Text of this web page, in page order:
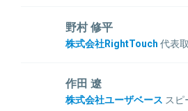
大学卒業後、CBC株式会社に就職
中堅企業からエンタープライズまで
構築や、M&Aプロジェクトへの参
年後にはセールスマネージャーへ就
のセールス組織全体の統括責任者と
野村 修平
株式会社RightTouch 代表
人営業チームのマネージャーへ昇格
新規事業として立ち上げたのち、ア
作田 遼
株式会社ユーザベース スピ